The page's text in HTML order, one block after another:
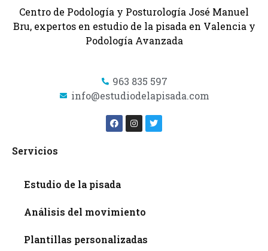
Centro de Podología y Posturología José Manuel
Bru, expertos en estudio de la pisada en Valencia y
Podología Avanzada
963 835 597
info@estudiodelapisada.com
Servicios
Estudio de la pisada
Análisis del movimiento
Plantillas personalizadas